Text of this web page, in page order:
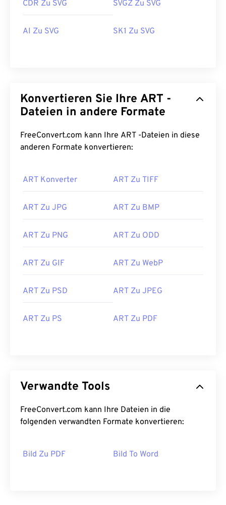
CDR Zu SVG SVGZ Zu SVG
AI Zu SVG SK1 Zu SVG
Konvertieren Sie Ihre ART -
Dateien in andere Formate
FreeConvert.com kann Ihre ART -Dateien in diese
anderen Formate konvertieren:
ART Konverter ART Zu TIFF
ART Zu JPG ART Zu BMP
ART Zu PNG ART Zu ODD
ART Zu GIF ART Zu WebP
ART Zu PSD ART Zu JPEG
ART Zu PS ART Zu PDF
Verwandte Tools
FreeConvert.com kann Ihre Dateien in die
folgenden verwandten Formate konvertieren:
Bild Zu PDF Bild To Word